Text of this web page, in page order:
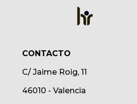
CONTACTO
C/ Jaime Roig, 11
46010 - Valencia